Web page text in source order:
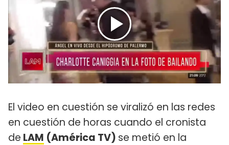
El video en cuestión se viralizó en las redes
en cuestión de horas cuando el cronista
de LAM (América TV) se metió en la